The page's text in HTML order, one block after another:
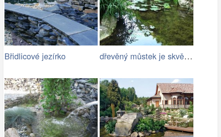
Břidlicové jezírko dřevěný můstek je skvělým doplňkem…